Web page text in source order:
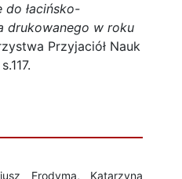
do łacińsko-
drukowanego w roku
Przyjaciół Nauk
Frodyma, Katarzyna